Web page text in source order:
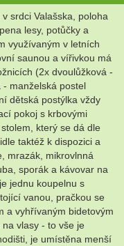
srdci Valašska, poloha
lesy, potůčky a
využívaným v letních
saunou a vířivkou má
(2x dvoulůžková -
- manželská postel
dětská postýlka vždy
pokoj s krbovými
který se dá dle
taktéž k dispozici a
mrazák, mikrovlnná
sporák a kávovar na
jednu koupelnu s
vanou, pračkou se
a vyhřívaným bidetovým
vlasy - to vše je
je umístěna menší